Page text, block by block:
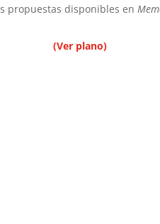
propuestas disponibles en
(Ver plano)